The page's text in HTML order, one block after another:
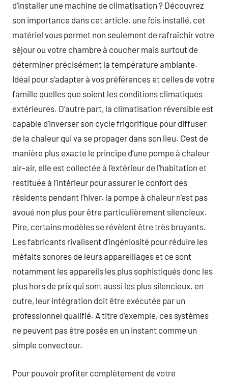
d’installer une machine de climatisation ? Découvrez
son importance dans cet article. une fois installé, cet
matériel vous permet non seulement de rafraîchir votre
séjour ou votre chambre à coucher mais surtout de
déterminer précisément la température ambiante.
Idéal pour s’adapter à vos préférences et celles de votre
famille quelles que soient les conditions climatiques
extérieures. D’autre part, la climatisation réversible est
capable d’inverser son cycle frigorifique pour diffuser
de la chaleur qui va se propager dans son lieu. C’est de
manière plus exacte le principe d’une pompe à chaleur
air-air, elle est collectée à l’extérieur de l’habitation et
restituée à l’intérieur pour assurer le confort des
résidents pendant l’hiver. la pompe à chaleur n’est pas
avoué non plus pour être particulièrement silencieux.
Pire, certains modèles se révèlent être très bruyants.
Les fabricants rivalisent d’ingéniosité pour réduire les
méfaits sonores de leurs appareillages et ce sont
notamment les appareils les plus sophistiqués donc les
plus hors de prix qui sont aussi les plus silencieux. en
outre, leur intégration doit être exécutée par un
professionnel qualifié. A titre d’exemple, ces systèmes
ne peuvent pas être posés en un instant comme un
simple convecteur.
Pour pouvoir profiter complètement de votre